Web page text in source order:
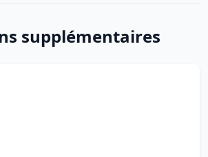
supplémentaires